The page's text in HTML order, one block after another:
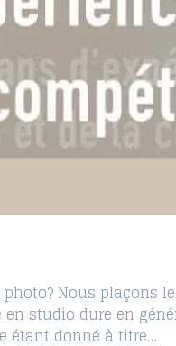
Nous plaçons
en studio dure en
étant donné à titre…